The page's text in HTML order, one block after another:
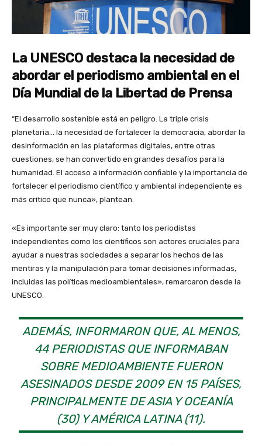
La UNESCO destaca la necesidad de
abordar el periodismo ambiental en el
Día Mundial de la Libertad de Prensa
“El desarrollo sostenible está en peligro. La triple crisis
planetaria… la necesidad de fortalecer la democracia, abordar la
desinformación en las plataformas digitales, entre otras
cuestiones, se han convertido en grandes desafíos para la
humanidad. El acceso a información confiable y la importancia de
fortalecer el periodismo científico y ambiental independiente es
más crítico que nunca», plantean.
«Es importante ser muy claro: tanto los periodistas
independientes como los científicos son actores cruciales para
ayudar a nuestras sociedades a separar los hechos de las
mentiras y la manipulación para tomar decisiones informadas,
incluidas las políticas medioambientales», remarcaron desde la
UNESCO.
ADEMÁS, INFORMARON QUE, AL MENOS,
44 PERIODISTAS QUE INFORMABAN
SOBRE MEDIOAMBIENTE FUERON
ASESINADOS DESDE 2009 EN 15 PAÍSES,
PRINCIPALMENTE DE ASIA Y OCEANÍA
(30) Y AMÉRICA LATINA (11).